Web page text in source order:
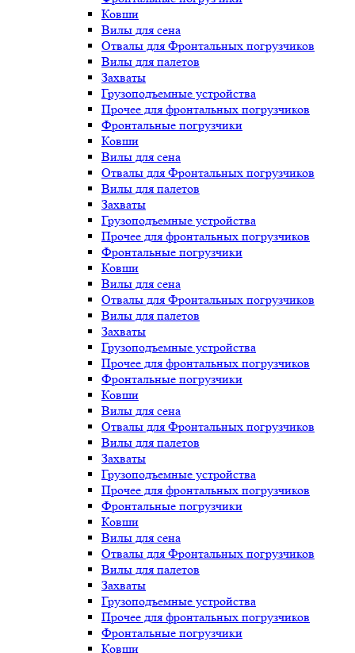
Ковши
Вилы для сена
Отвалы для Фронтальных погрузчиков
Вилы для палетов
Захваты
Грузоподъемные устройства
Прочее для фронтальных погрузчиков
Фронтальные погрузчики
Ковши
Вилы для сена
Отвалы для Фронтальных погрузчиков
Вилы для палетов
Захваты
Грузоподъемные устройства
Прочее для фронтальных погрузчиков
Фронтальные погрузчики
Ковши
Вилы для сена
Отвалы для Фронтальных погрузчиков
Вилы для палетов
Захваты
Грузоподъемные устройства
Прочее для фронтальных погрузчиков
Фронтальные погрузчики
Ковши
Вилы для сена
Отвалы для Фронтальных погрузчиков
Вилы для палетов
Захваты
Грузоподъемные устройства
Прочее для фронтальных погрузчиков
Фронтальные погрузчики
Ковши
Вилы для сена
Отвалы для Фронтальных погрузчиков
Вилы для палетов
Захваты
Грузоподъемные устройства
Прочее для фронтальных погрузчиков
Фронтальные погрузчики
Ковши